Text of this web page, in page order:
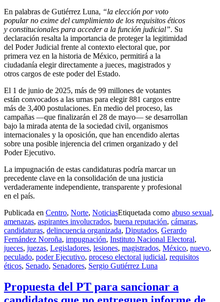
En palabras de Gutiérrez Luna, “la elección por voto
popular no exime del cumplimiento de los requisitos éticos
y constitucionales para acceder a la función judicial”. Su
declaración resalta la importancia de proteger la legitimidad
del Poder Judicial frente al contexto electoral que, por
primera vez en la historia de México, permitirá a la
ciudadanía elegir directamente a jueces, magistrados y
otros cargos de este poder del Estado.
El 1 de junio de 2025, más de 99 millones de votantes
están convocados a las urnas para elegir 881 cargos entre
más de 3,400 postulaciones. En medio del proceso, las
campañas —que finalizarán el 28 de mayo— se desarrollan
bajo la mirada atenta de la sociedad civil, organismos
internacionales y la oposición, que han encendido alertas
sobre una posible injerencia del crimen organizado y del
Poder Ejecutivo.
La impugnación de estas candidaturas podría marcar un
precedente clave en la consolidación de una justicia
verdaderamente independiente, transparente y profesional
en el país.
Publicada en Centro, Norte, NoticiasEtiquetada como abuso sexual,
amenazas, aspirantes involucrados, buena reputación, cámaras,
candidaturas, delincuencia organizada, Diputados, Gerardo
Fernández Noroña, impugnación, Instituto Nacional Electoral,
jueces, juezas, Legisladores, lesiones, magistrados, México, nuevo,
peculado, poder Ejecutivo, proceso electoral judicial, requisitos
éticos, Senado, Senadores, Sergio Gutiérrez Luna
Propuesta del PT para sancionar a